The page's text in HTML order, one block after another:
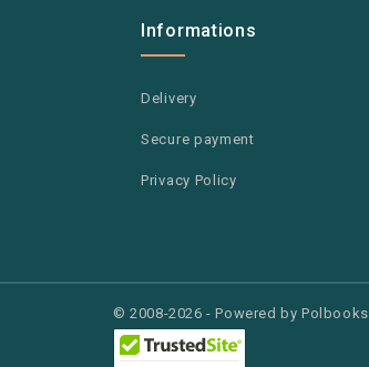
Informations
Delivery
Secure payment
Privacy Policy
© 2008-2026 - Powered by Polbooks